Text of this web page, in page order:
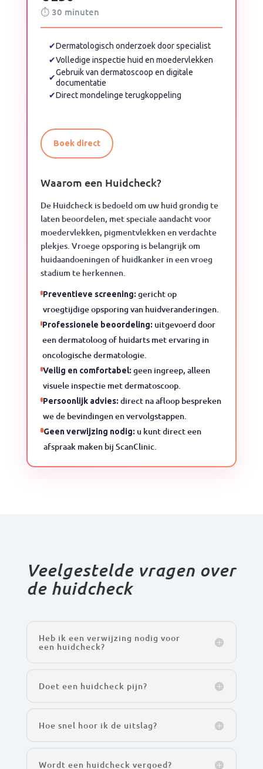
⏱ 30 minuten
✔Dermatologisch onderzoek door specialist
✔Volledige inspectie huid en moedervlekken
✔Gebruik van dermatoscoop en digitale
documentatie
✔Direct mondelinge terugkoppeling
Boek direct
Waarom een Huidcheck?
De Huidcheck is bedoeld om uw huid grondig te
laten beoordelen, met speciale aandacht voor
moedervlekken, pigmentvlekken en verdachte
plekjes. Vroege opsporing is belangrijk om
huidaandoeningen of huidkanker in een vroeg
stadium te herkennen.
Preventieve screening: gericht op
vroegtijdige opsporing van huidveranderingen.
Professionele beoordeling: uitgevoerd door
een dermatoloog of huidarts met ervaring in
oncologische dermatologie.
Veilig en comfortabel: geen ingreep, alleen
visuele inspectie met dermatoscoop.
Persoonlijk advies: direct na afloop bespreken
we de bevindingen en vervolgstappen.
Geen verwijzing nodig: u kunt direct een
afspraak maken bij ScanClinic.
Veelgestelde vragen over
de huidcheck
Heb ik een verwijzing nodig voor
een huidcheck?
Doet een huidcheck pijn?
Hoe snel hoor ik de uitslag?
Wordt een huidcheck vergoed?